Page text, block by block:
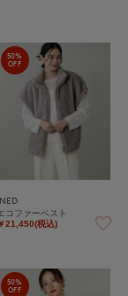
50%
OFF
コファーベスト
21,450(税込)
50%
OFF